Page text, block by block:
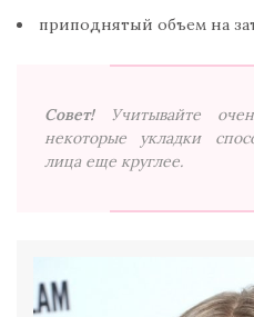
приподнятый объем на
Совет!
Учитывайте
некоторые укладки
лица еще круглее.